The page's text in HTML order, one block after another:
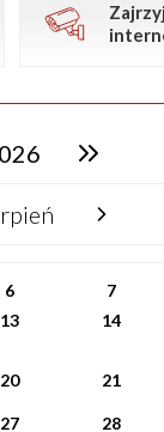
następny rok
następny
6
7
13 14
20 21
27 28